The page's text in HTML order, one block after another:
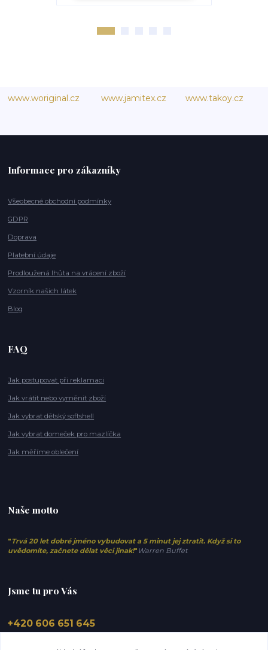
www.woriginal.cz www.jamitex.cz www.takoy.cz
Informace pro zákazníky
Všeobecné obchodní podmínky
GDPR
Doprava
Platební údaje
Prodloužená lhůta na vrácení zboží
Vzorník našich látek
Blog
FAQ
Jak postupovat při reklamaci
Jak vrátit nebo vyměnit zboží
Jak vybrat dětský softshell
Jak vybrat domeček pro mazlíčka
Jak měříme oblečení
Naše motto
" Trvá 20 let dobré jméno vybudovat a 5 minut jej ztratit. Když si to
uvědomíte, začnete dělat věci jinak!" Warren Buffet
Jsme tu pro Vás
+420 606 651 645